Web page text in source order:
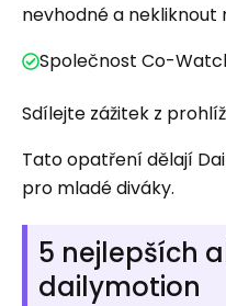
nevhodné a nekliknout
Společnost Co-
Sdílejte zážitek z
Tato opatření dělají
pro mladé diváky.
5 nejlepších
dailymotion